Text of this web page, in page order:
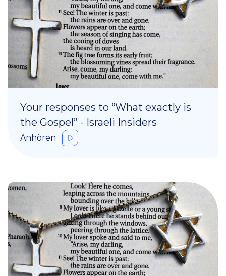
Your responses to “What exactly is
the Gospel” - Israeli Insiders
Anhören